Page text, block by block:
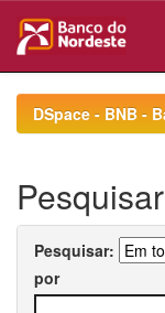
navigationDSpace - BNB -
Pesquisar
Pesquisar:
por